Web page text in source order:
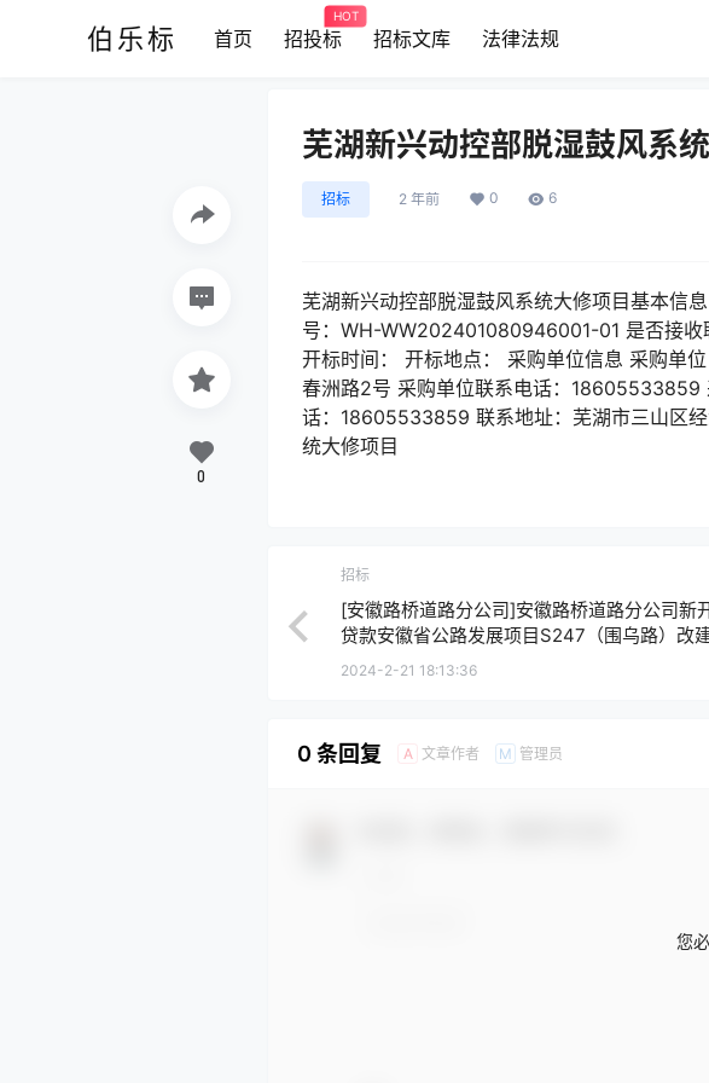
伯乐标 首页 招投标
HOT
招标文库 法律法规
芜湖新兴动控部脱湿鼓风系
招标 2 年前 0 6
芜湖新兴动控部脱湿鼓风系统大修项目基本信
号：WH-WW202401080946001-01 是否接
开标时间： 开标地点： 采购单位信息 采购单
春洲路2号 采购单位联系电话：18605533859
话：18605533859 联系地址：芜湖市三山区
统大修项目
0
招标
[安徽路桥道路分公司]安徽路桥道路分公司新
贷款安徽省公路发展项目S247（围乌路）改
（二期）PHC管桩施工标段1招标公告
2024-2-21 18:13:36
0 条回复 A 文章作者 M 管理员
您